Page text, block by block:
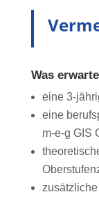
Was
eine 3-
eine
m-e-g GIS